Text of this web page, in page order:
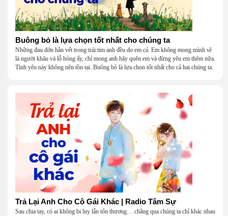
Buông bỏ là lựa chọn tốt nhất cho chúng ta
Những đau đớn hằn vết trong trái tim anh đều do em cả. Em không mong mình sẽ
là người khâu vá lỗ hỏng ấy, chỉ mong anh hãy quên em và đừng yêu em thêm nữa.
Tình yêu này không nên tồn tại. Buông bỏ là lựa chọn tốt nhất cho cả hai chúng ta.
Trả Lại Anh Cho Cô Gái Khác | Radio Tâm Sự
Sau chia tay, có ai không bi luỵ lẫn tổn thương… chẳng qua chúng ta chỉ khác nhau